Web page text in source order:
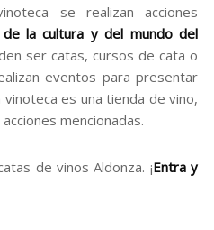
se realizan acciones
de la cultura y del mundo del
ser catas, cursos de cata o
eventos para presentar
es una tienda de vino,
mencionadas.
de vinos Aldonza. ¡Entra y